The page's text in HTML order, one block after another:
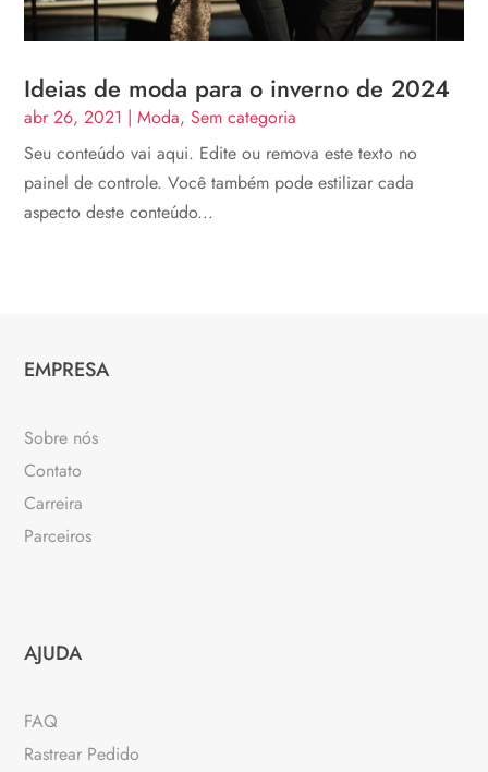
Ideias de moda para o inverno de 2024
abr 26, 2021 |Moda,Sem categoria
Seu conteúdo vai aqui. Edite ou remova este texto no
painel de controle. Você também pode estilizar cada
aspecto deste conteúdo...
EMPRESA
Sobre nós
Contato
Carreira
Parceiros
AJUDA
FAQ
Rastrear Pedido